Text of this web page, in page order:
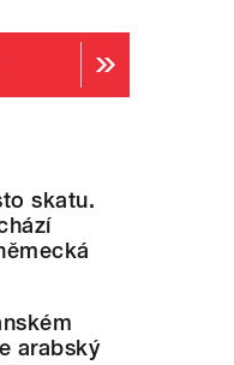
skatu.
arabský